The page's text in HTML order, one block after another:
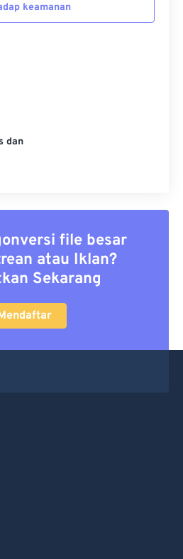
keamanan
dan
file besar
atau Iklan?
Sekarang